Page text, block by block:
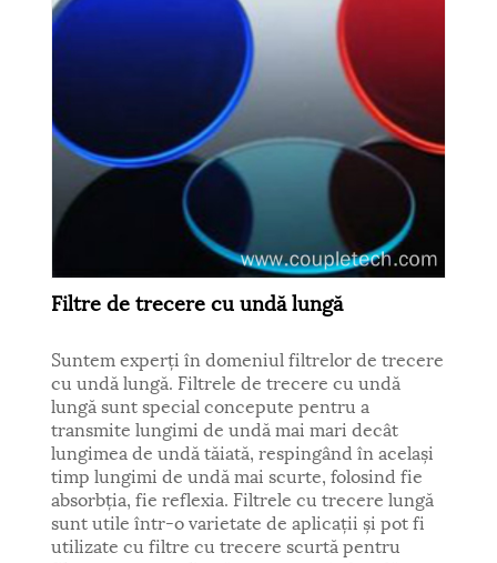
Filtre de trecere cu undă lungă
Suntem experți în domeniul filtrelor de trecere
cu undă lungă. Filtrele de trecere cu undă
lungă sunt special concepute pentru a
transmite lungimi de undă mai mari decât
lungimea de undă tăiată, respingând în același
timp lungimi de undă mai scurte, folosind fie
absorbția, fie reflexia. Filtrele cu trecere lungă
sunt utile într-o varietate de aplicații și pot fi
utilizate cu filtre cu trecere scurtă pentru